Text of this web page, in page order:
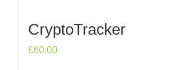
CryptoTracker
£60.00